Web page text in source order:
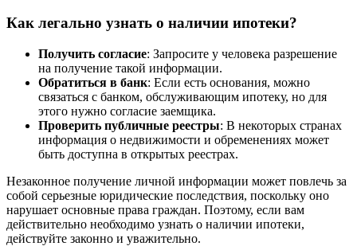
Как легально узнать о наличии ипотеки?
Получить согласие: Запросите у человека разрешение
на получение такой информации.
Обратиться в банк: Если есть основания, можно
связаться с банком, обслуживающим ипотеку, но для
этого нужно согласие заемщика.
Проверить публичные реестры: В некоторых странах
информация о недвижимости и обременениях может
быть доступна в открытых реестрах.
Незаконное получение личной информации может повлечь за
собой серьезные юридические последствия, поскольку оно
нарушает основные права граждан. Поэтому, если вам
действительно необходимо узнать о наличии ипотеки,
действуйте законно и уважительно.